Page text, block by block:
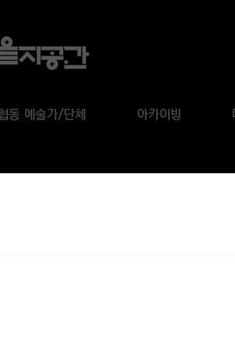
동 예술가/단체 아카이빙